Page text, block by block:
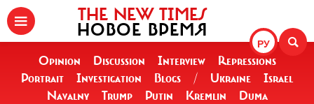
РУ
THE NEW TIMES
НОВОЕ ВРЕМЯ
Opinion Discussion Interview
Repressions
Portrait
Investigation Blogs / Ukraine
Israel
Navalny
Trump Putin Kremlin Duma